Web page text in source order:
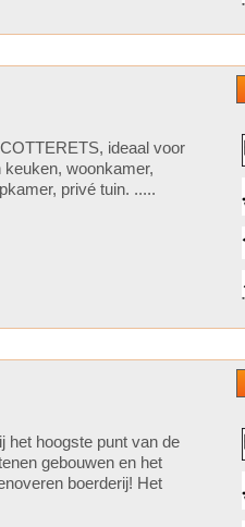
ideaal voor
woonkamer,
privé tuin. .....
het hoogste punt van de
gebouwen en het
boerderij! Het